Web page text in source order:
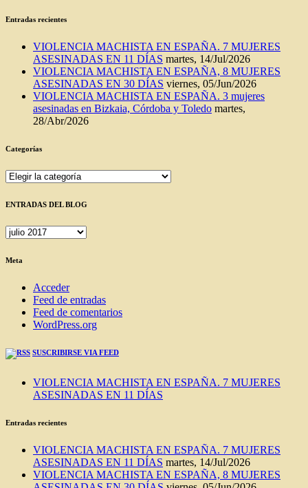
Entradas recientes
VIOLENCIA MACHISTA EN ESPAÑA. 7 MUJERES
ASESINADAS EN 11 DÍAS martes, 14/Jul/2026
VIOLENCIA MACHISTA EN ESPAÑA, 8 MUJERES
ASESINADAS EN 30 DÍAS viernes, 05/Jun/2026
VIOLENCIA MACHISTA EN ESPAÑA. 3 mujeres
asesinadas en Bizkaia, Córdoba y Toledo martes,
28/Abr/2026
Categorías
Categorías
ENTRADAS DEL BLOG
ENTRADAS
BLOG
Meta
Acceder
Feed de entradas
Feed de comentarios
WordPress.org
SUSCRIBIRSE VIA FEED
VIOLENCIA MACHISTA EN ESPAÑA. 7 MUJERES
ASESINADAS EN 11 DÍAS
Entradas recientes
VIOLENCIA MACHISTA EN ESPAÑA. 7 MUJERES
ASESINADAS EN 11 DÍAS martes, 14/Jul/2026
VIOLENCIA MACHISTA EN ESPAÑA, 8 MUJERES